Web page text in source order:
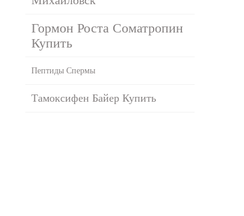
Гормон Роста Соматропин
Купить
Пептиды Спермы
Тамоксифен Байер Купить